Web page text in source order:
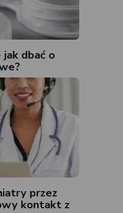
jak dbać o
przez
kontakt z